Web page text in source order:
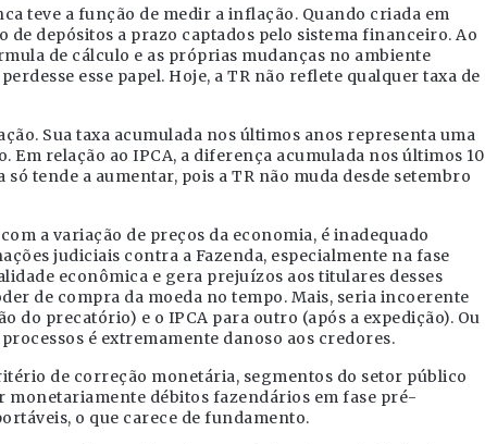
teve a função de medir a inflação. Quando criada em
de depósitos a prazo captados pelo sistema financeiro. Ao
de cálculo e as próprias mudanças no ambiente
esse papel. Hoje, a TR não reflete qualquer taxa de
Sua taxa acumulada nos últimos anos representa uma
relação ao IPCA, a diferença acumulada nos últimos 10
só tende a aumentar, pois a TR não muda desde setembro
a variação de preços da economia, é inadequado
judiciais contra a Fazenda, especialmente na fase
econômica e gera prejuízos aos titulares desses
de compra da moeda no tempo. Mais, seria incoerente
do precatório) e o IPCA para outro (após a expedição). Ou
é extremamente danoso aos credores.
de correção monetária, segmentos do setor público
monetariamente débitos fazendários em fase pré-
o que carece de fundamento.